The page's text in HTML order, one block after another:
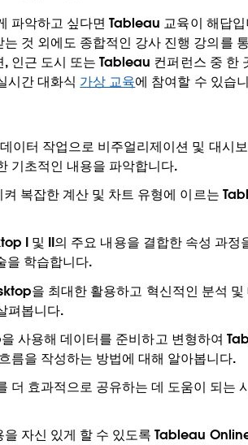
파악하고 싶다면 Tableau 교육이 해답
것 외에도 종합적인 강사 진행 강의를
인근 도시 또는 Tableau 컨퍼런스 중 한
시간 대화식 가상 교육에 참여할 수 있습
이터 작업으로 비주얼리제이션 및 대시
기초적인 내용을 파악합니다.
복잡한 계산 및 차트 유형에 이르는
I 및 II의 주요 내용을 결합한 속성 과정
을 학습합니다.
을 최대한 활용하고 혁신적인 분석 및
펴봅니다.
사용해 데이터를 준비하고 변형하여
름을 작성하는 방법에 대해 알아봅니다.
더 효과적으로 공유하는 데 도움이 되는
자신 있게 할 수 있도록 Tableau